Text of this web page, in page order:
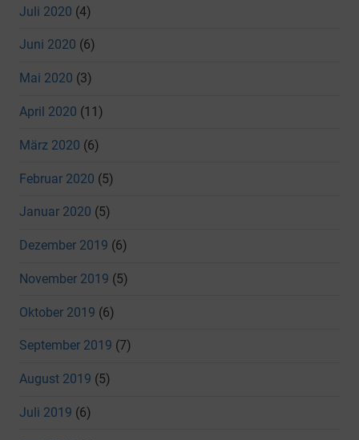
Juli 2020 (4)
Juni 2020 (6)
Mai 2020 (3)
April 2020 (11)
März 2020 (6)
Februar 2020 (5)
Januar 2020 (5)
Dezember 2019 (6)
November 2019 (5)
Oktober 2019 (6)
September 2019 (7)
August 2019 (5)
Juli 2019 (6)